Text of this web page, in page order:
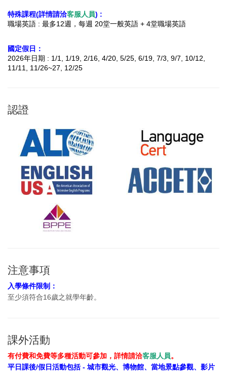
特殊課程(詳情請洽客服人員) :
職場英語 : 最多12週，每週 20堂一般英語 + 4堂職場英語
國定假日：
2026年日期 : 1/1, 1/19, 2/16, 4/20, 5/25, 6/19, 7/3, 9/7, 10/12,
11/11, 11/26~27, 12/25
認證
注意事項
入學條件限制：
至少須符合16歲之就學年齡。
課外活動
有付費和免費等多種活動可參加，詳情請洽客服人員。
平日課後/假日活動包括 - 城市觀光、博物館、當地景點參觀、影片